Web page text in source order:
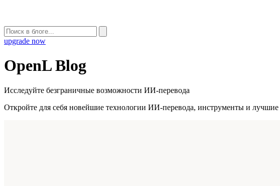
upgrade now
OpenL Blog
Исследуйте безграничные возможности ИИ-перевода
Откройте для себя новейшие технологии ИИ-перевода, инструменты и